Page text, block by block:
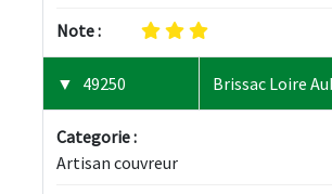
Note :
49250 Brissac Loire
Categorie :
Artisan couvreur